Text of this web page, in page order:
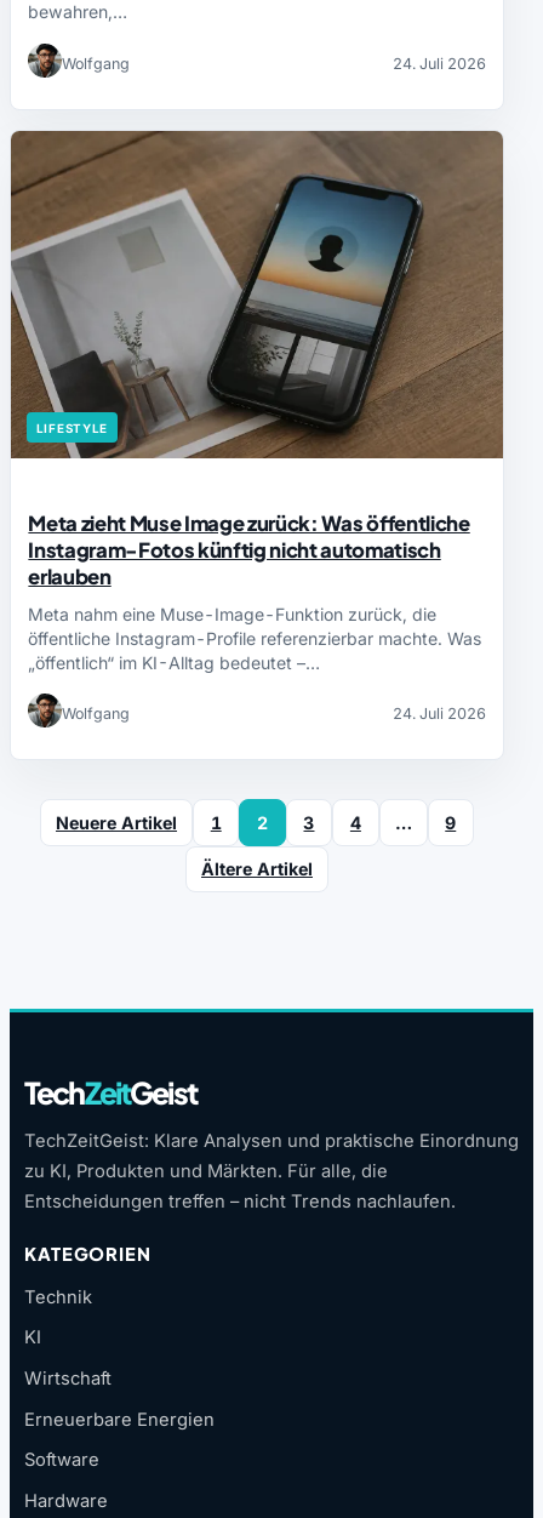
bewahren,…
Wolfgang 24. Juli 2026
LIFESTYLE
Meta zieht Muse Image zurück: Was öffentliche
Instagram-Fotos künftig nicht automatisch
erlauben
Meta nahm eine Muse-Image-Funktion zurück, die
öffentliche Instagram-Profile referenzierbar machte. Was
„öffentlich“ im KI-Alltag bedeutet –…
Wolfgang 24. Juli 2026
Neuere Artikel 1 2 3 4 … 9
Ältere Artikel
TechZeitGeist
TechZeitGeist: Klare Analysen und praktische Einordnung
zu KI, Produkten und Märkten. Für alle, die
Entscheidungen treffen – nicht Trends nachlaufen.
KATEGORIEN
Technik
KI
Wirtschaft
Erneuerbare Energien
Software
Hardware